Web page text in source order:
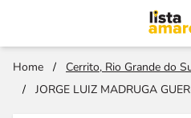
Home / Cerrito, Rio Grande do
/
JORGE LUIZ MADRUGA